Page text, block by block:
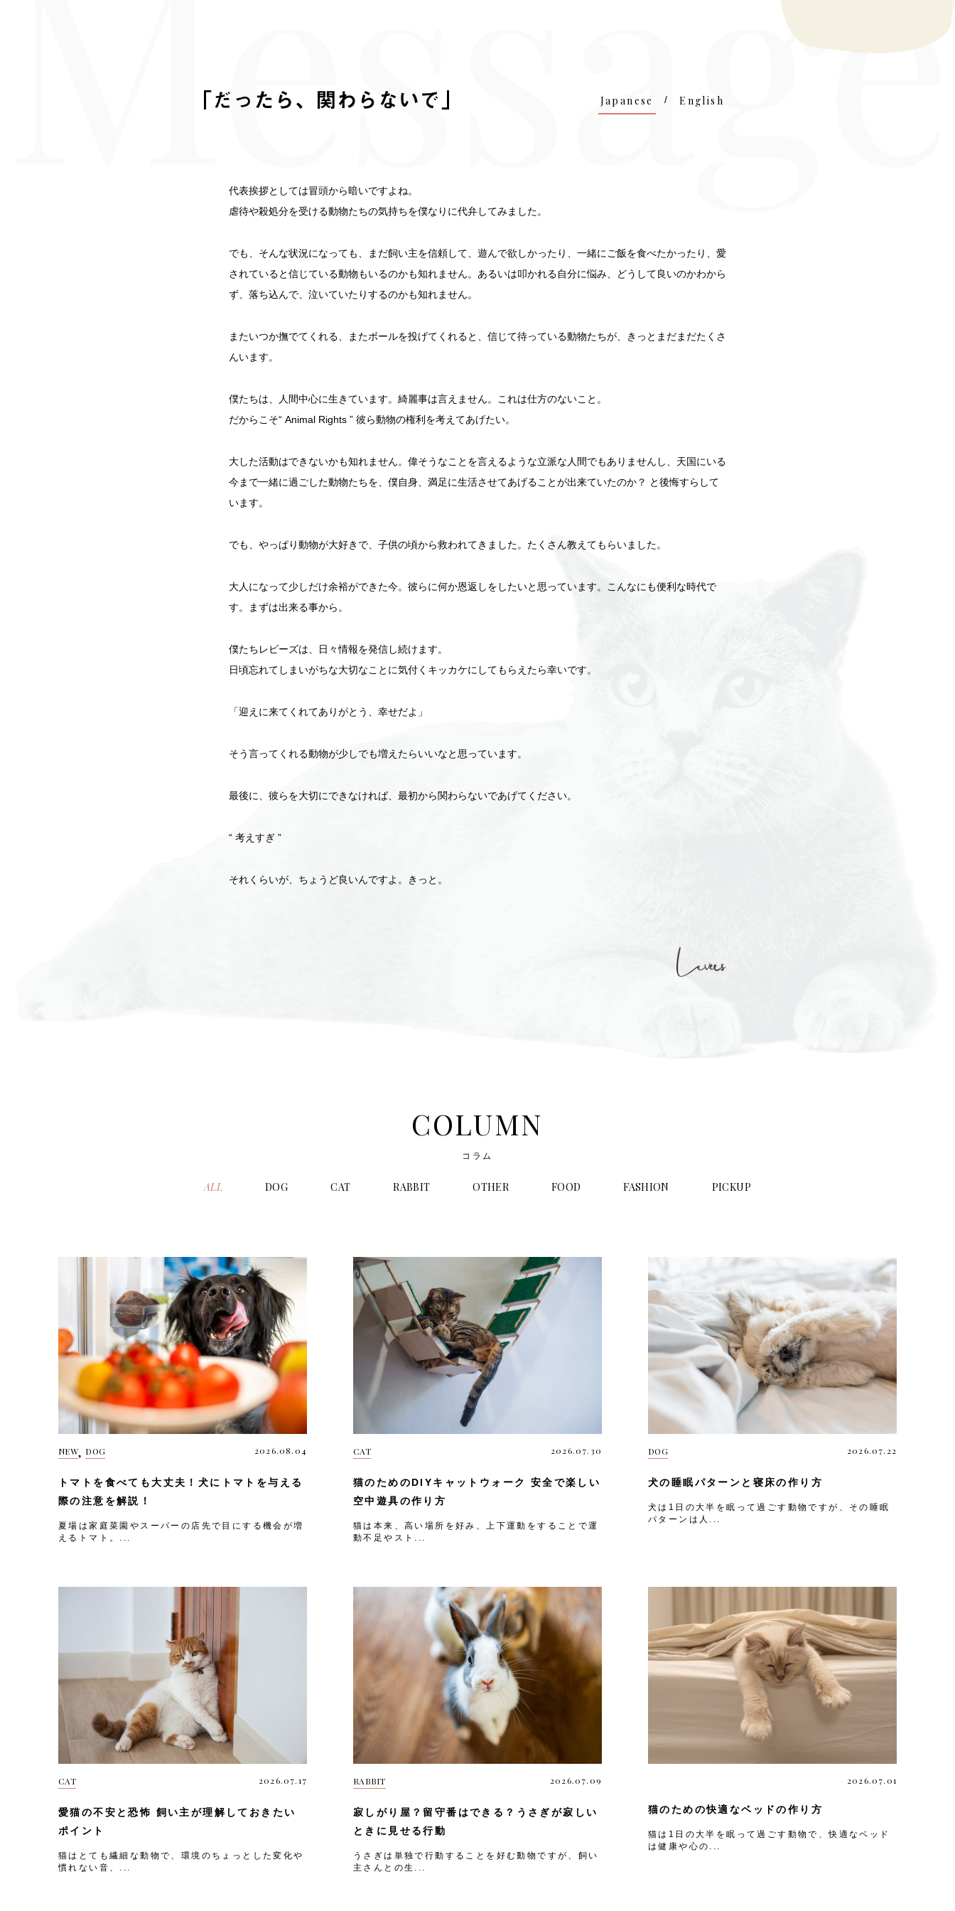
Japanese / English
「だったら、関わらないで」
代表挨拶としては冒頭から暗いですよね。
虐待や殺処分を受ける動物たちの気持ちを僕なりに代弁してみました。
でも、そんな状況になっても、まだ飼い主を信頼して、遊んで欲しかったり、一緒にご飯を食べたかったり、愛
されていると信じている動物もいるのかも知れません。あるいは叩かれる自分に悩み、どうして良いのかわから
ず、落ち込んで、泣いていたりするのかも知れません。
またいつか撫でてくれる、またボールを投げてくれると、信じて待っている動物たちが、きっとまだまだたくさ
んいます。
僕たちは、人間中心に生きています。綺麗事は言えません。これは仕方のないこと。
だからこそ“ Animal Rights ” 彼ら動物の権利を考えてあげたい。
大した活動はできないかも知れません。偉そうなことを言えるような立派な人間でもありませんし、天国にいる
今まで一緒に過ごした動物たちを、僕自身、満足に生活させてあげることが出来ていたのか？ と後悔すらして
います。
でも、やっぱり動物が大好きで、子供の頃から救われてきました。たくさん教えてもらいました。
大人になって少しだけ余裕ができた今。彼らに何か恩返しをしたいと思っています。こんなにも便利な時代で
す。まずは出来る事から。
僕たちレビーズは、日々情報を発信し続けます。
日頃忘れてしまいがちな大切なことに気付くキッカケにしてもらえたら幸いです。
「迎えに来てくれてありがとう、幸せだよ」
そう言ってくれる動物が少しでも増えたらいいなと思っています。
最後に、彼らを大切にできなければ、最初から関わらないであげてください。
“ 考えすぎ ”
それくらいが、ちょうど良いんですよ。きっと。
COLUMN
コラム
ALL DOG CAT RABBIT OTHER FOOD FASHION PICKUP
NEW, DOG 2026.08.04
トマトを食べても大丈夫！犬にトマトを与える
際の注意を解説！
夏場は家庭菜園やスーパーの店先で目にする機会が増
えるトマト。...
CAT 2026.07.30
猫のためのDIYキャットウォーク 安全で楽しい
空中遊具の作り方
猫は本来、高い場所を好み、上下運動をすることで運
動不足やスト...
DOG 2026.07.22
犬の睡眠パターンと寝床の作り方
犬は1日の大半を眠って過ごす動物ですが、その睡眠
パターンは人...
CAT 2026.07.17
愛猫の不安と恐怖 飼い主が理解しておきたい
ポイント
猫はとても繊細な動物で、環境のちょっとした変化や
慣れない音、...
RABBIT 2026.07.09
寂しがり屋？留守番はできる？うさぎが寂しい
ときに見せる行動
うさぎは単独で行動することを好む動物ですが、飼い
主さんとの生...
2026.07.01
猫のための快適なベッドの作り方
猫は1日の大半を眠って過ごす動物で、快適なベッド
は健康や心の...